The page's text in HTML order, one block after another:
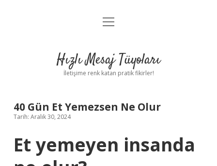
Anasayfa
Yasal Uyarı
menüyü
Hızlı Mesaj Tüyoları
İletişime renk katan pratik fikirler!
40 Gün Et Yemezsen Ne Olur
Tarih: Aralık 30, 2024
Et yemeyen insanda